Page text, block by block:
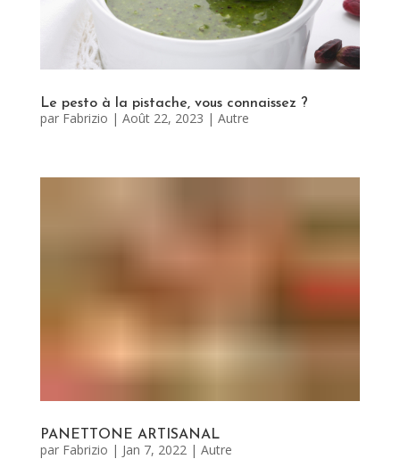
Le pesto à la pistache, vous connaissez ?
par Fabrizio | Août 22, 2023 | Autre
PANETTONE ARTISANAL
par Fabrizio | Jan 7, 2022| Autre